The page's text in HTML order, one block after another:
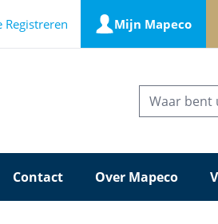
Registreren Mijn Mapeco
Contact Over Mapeco